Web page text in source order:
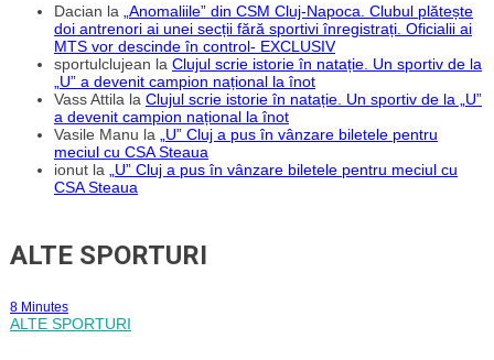
Dacian la
„Anomaliile” din CSM Cluj-Napoca. Clubul plătește
doi antrenori ai unei secții fără sportivi înregistrați. Oficialii ai
MTS vor descinde în control- EXCLUSIV
sportulclujean la Clujul scrie istorie în natație. Un sportiv de la
„U” a devenit campion național la înot
Vass Attila la Clujul scrie istorie în natație. Un sportiv de la „U”
a devenit campion național la înot
Vasile Manu la
„U” Cluj a pus în vânzare biletele pentru
meciul cu CSA Steaua
ionut la
„U” Cluj a pus în vânzare biletele pentru meciul cu
CSA Steaua
ALTE SPORTURI
8 Minutes
ALTE SPORTURI